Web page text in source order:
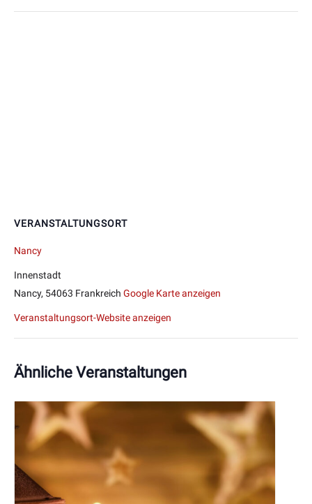
VERANSTALTUNGSORT
Nancy
Innenstadt
Nancy, 54063 Frankreich Google Karte anzeigen
Veranstaltungsort-Website anzeigen
Ähnliche Veranstaltungen